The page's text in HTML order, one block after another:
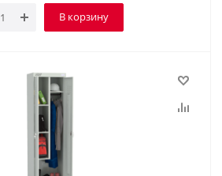
В корзину